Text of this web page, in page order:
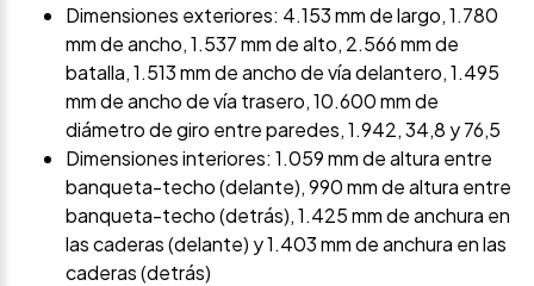
Dimensiones exteriores: 4.153 mm de largo, 1.780
mm de ancho, 1.537 mm de alto, 2.566 mm de
batalla, 1.513 mm de ancho de vía delantero, 1.495
mm de ancho de vía trasero, 10.600 mm de
diámetro de giro entre paredes, 1.942, 34,8 y 76,5
Dimensiones interiores: 1.059 mm de altura entre
banqueta-techo (delante), 990 mm de altura entre
banqueta-techo (detrás), 1.425 mm de anchura en
las caderas (delante) y 1.403 mm de anchura en las
caderas (detrás)